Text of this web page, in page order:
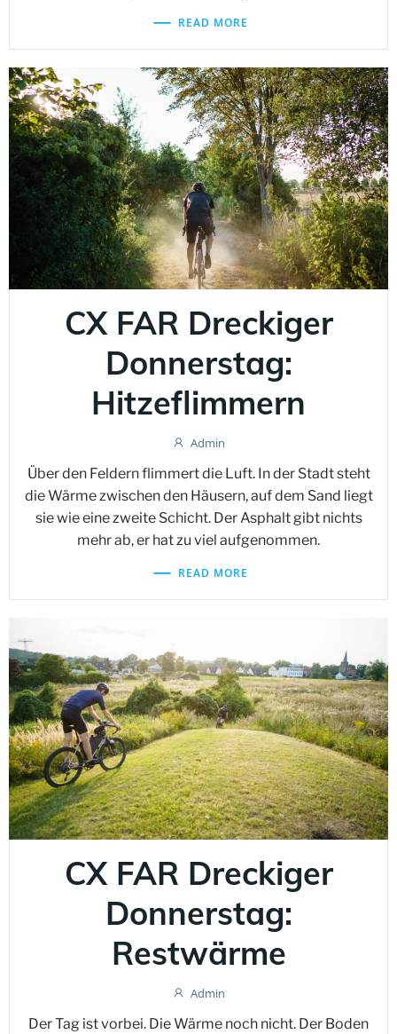
READ MORE
CX FAR Dreckiger
Donnerstag:
Hitzeflimmern
Admin
Über den Feldern flimmert die Luft. In der Stadt steht
die Wärme zwischen den Häusern, auf dem Sand liegt
sie wie eine zweite Schicht. Der Asphalt gibt nichts
mehr ab, er hat zu viel aufgenommen.
READ MORE
CX FAR Dreckiger
Donnerstag:
Restwärme
Admin
Der Tag ist vorbei. Die Wärme noch nicht. Der Boden